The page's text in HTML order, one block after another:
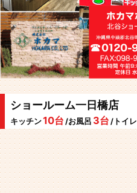
ショールーム一日橋店
キッチン10台 /お風呂 3台 /トイレ